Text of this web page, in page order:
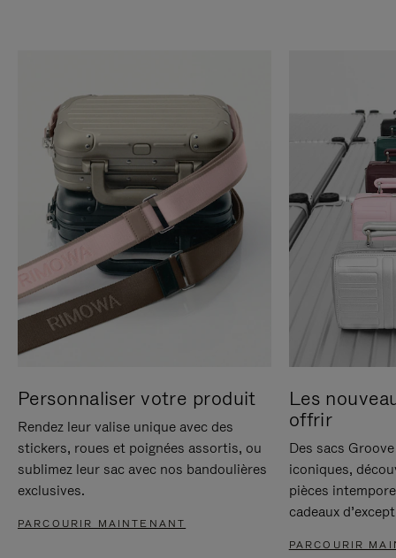
Personnaliser votre produit
Rendez leur valise unique avec des
stickers, roues et poignées assortis, ou
sublimez leur sac avec nos bandoulières
exclusives.
PARCOURIR MAINTENANT
Les
offrir
Des sacs
iconiques,
pièces
cadeaux
PARCOURIR